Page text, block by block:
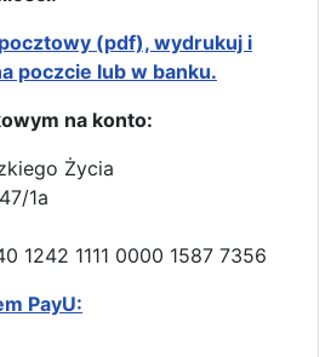
(pdf), wydrukuj i
poczcie lub w banku.
na konto:
Życia
1a
1242 1111 0000 1587 7356
PayU: